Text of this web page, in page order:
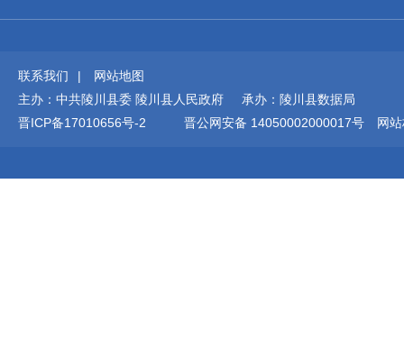
联系我们 |
网站地图
主办：中共陵川县委 陵川县人民政府 承办：陵川县数据局
晋ICP备17010656号-2
晋公网安备 14050002000017号 网